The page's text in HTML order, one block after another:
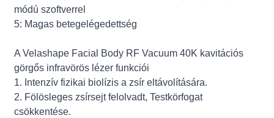
módú szoftverrel
5: Magas betegelégedettség
A Velashape Facial Body RF Vacuum 40K kavitációs
görgős infravörös lézer funkciói
1. Intenzív fizikai biolízis a zsír eltávolítására.
2. Fölösleges zsírsejt felolvadt, Testkörfogat
csökkentése.